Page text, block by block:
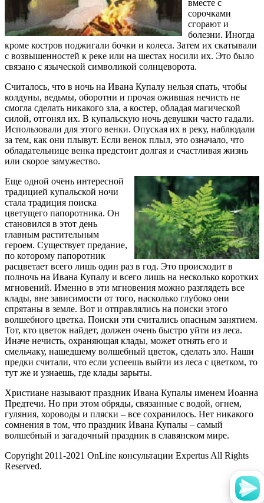
вместе с
сорочками
сгорают и
болезни. Иногда
кроме костров поджигали бочки и колеса. Затем их скатывали
с возвышенностей к реке или на шестах носили их. Это было
связано с языческой символикой солнцеворота.
Считалось, что в ночь на Ивана Купалу нельзя спать, чтобы
колдуны, ведьмы, оборотни и прочая ожившая нечисть не
смогла сделать никакого зла, а костер, обладая магической
силой, отгонял их. В купальскую ночь девушки часто гадали.
Использовали для этого венки. Опуская их в реку, наблюдали
за тем, как они плывут. Если венок плыл, это означало, что
обладательнице венка предстоит долгая и счастливая жизнь
или скорое замужество.
Еще одной очень интересной
традицией купальской ночи
стала традиция поиска
цветущего папоротника. Он
становился в этот день
главным растительным
героем. Существует предание,
по которому папоротник
расцветает всего лишь один раз в год. Это происходит в
полночь на Ивана Купалу и всего лишь на несколько коротких
мгновений. Именно в эти мгновения можно разглядеть все
клады, вне зависимости от того, насколько глубоко они
спрятаны в земле. Вот и отправлялись на поиски этого
волшебного цветка. Поиски эти считались опасным занятием.
Тот, кто цветок найдет, должен очень быстро уйти из леса.
Иначе нечисть, охраняющая клады, может отнять его и
смельчаку, нашедшему волшебный цветок, сделать зло. Наши
предки считали, что если успеешь выйти из леса с цветком, то
тут же и узнаешь, где клады зарыты.
Христиане называют праздник Ивана Купалы именем Иоанна
Предтечи. Но при этом обряды, связанные с водой, огнем,
гуляния, хороводы и пляски – все сохранилось. Нет никакого
сомнения в том, что праздник Ивана Купалы – самый
волшебный и загадочный праздник в славянском мире.
Copyright 2011-2021 OnLine консультации Expertus All Rights
Reserved.